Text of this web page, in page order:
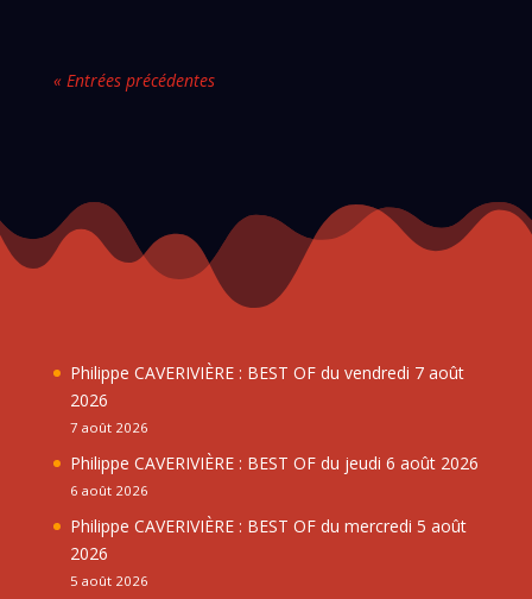
« Entrées précédentes
Philippe CAVERIVIÈRE : BEST OF du vendredi 7 août
2026
7 août 2026
Philippe CAVERIVIÈRE : BEST OF du jeudi 6 août 2026
6 août 2026
Philippe CAVERIVIÈRE : BEST OF du mercredi 5 août
2026
5 août 2026